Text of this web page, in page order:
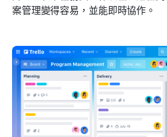
案管理變得容易，並能即時協作。